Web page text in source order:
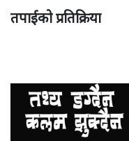
तपाईको प्रतिक्रिया